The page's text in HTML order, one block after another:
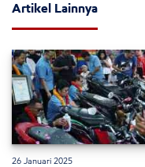
Artikel Lainnya
26 Januari 2025